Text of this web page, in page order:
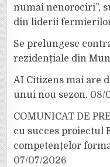
numai nenorociri”,
din liderii
Se prelungesc
rezidențiale din
AI Citizens mai are
unui nou sezon. 08/
COMUNICAT DE
cu succes proiectul
competențelor
07/07/2026